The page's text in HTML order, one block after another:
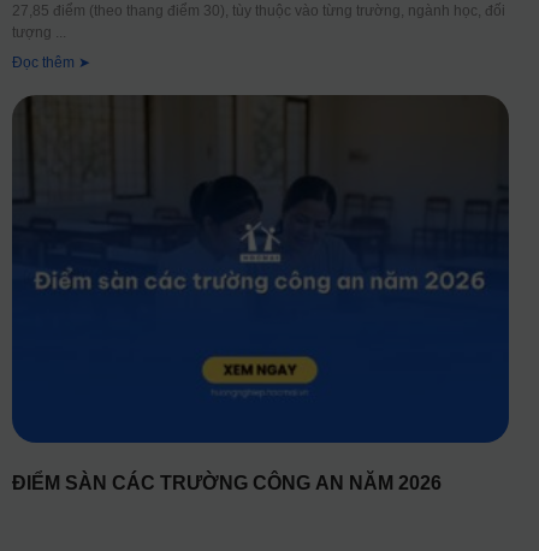
27,85 điểm (theo thang điểm 30), tùy thuộc vào từng trường, ngành học, đối
tượng
Đọc thêm ➤
ĐIỂM SÀN CÁC TRƯỜNG CÔNG AN NĂM 2026